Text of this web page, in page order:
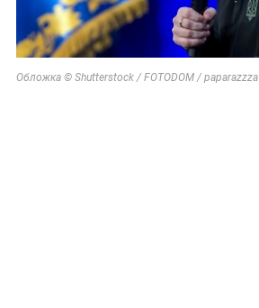
Обложка © Shutterstock / FOTODOM / paparazzza